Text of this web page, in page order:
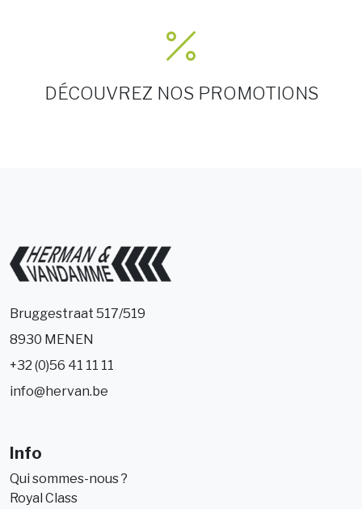
DÉCOUVREZ NOS PROMOTIONS
Bruggestraat 517/519
8930 MENEN
+32 (0)56 41 11 11
info@hervan.be
Info
Qui sommes-nous ?
Royal Class